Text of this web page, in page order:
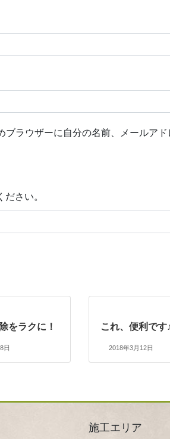
ラウザーに自分の名前、メールアド
ださい。
をラクに！
日
これ、便利です
2018年3月12日
施工エリア